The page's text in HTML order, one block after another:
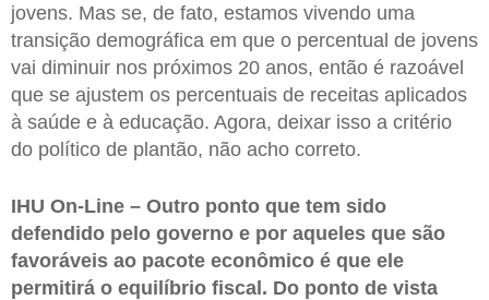
jovens. Mas se, de fato, estamos vivendo uma
transição demográfica em que o percentual de jovens
vai diminuir nos próximos 20 anos, então é razoável
que se ajustem os percentuais de receitas aplicados
à saúde e à educação. Agora, deixar isso a critério
do político de plantão, não acho correto.
IHU On-Line – Outro ponto que tem sido
defendido pelo governo e por aqueles que são
favoráveis ao pacote econômico é que ele
permitirá o equilíbrio fiscal. Do ponto de vista